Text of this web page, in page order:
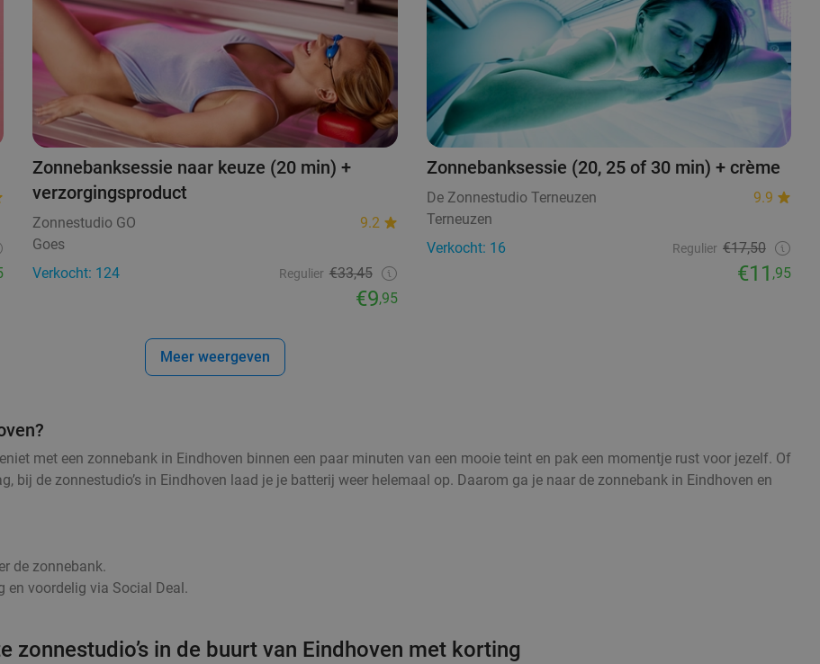
Zonnebanksessie naar keuze (20 min) +
verzorgingsproduct
Zonnestudio GO
9.2
Goes
Verkocht: 124
Regulier €33,45
€9,95
Zonnebanksessie (20, 25 of 30 min) + crème
De Zonnestudio Terneuzen
9.9
Terneuzen
Verkocht: 16
Regulier €17,50
€11 ,95
Meer weergeven
met een zonnebank in Eindhoven binnen een paar minuten van een mooie teint en pak een momentje rust voor jezelf. Of
bij de zonnestudio’s in Eindhoven laad je je batterij weer helemaal op. Daarom ga je naar de zonnebank in Eindhoven en
de zonnebank.
en voordelig via Social Deal.
zonnestudio’s in de buurt van Eindhoven met korting